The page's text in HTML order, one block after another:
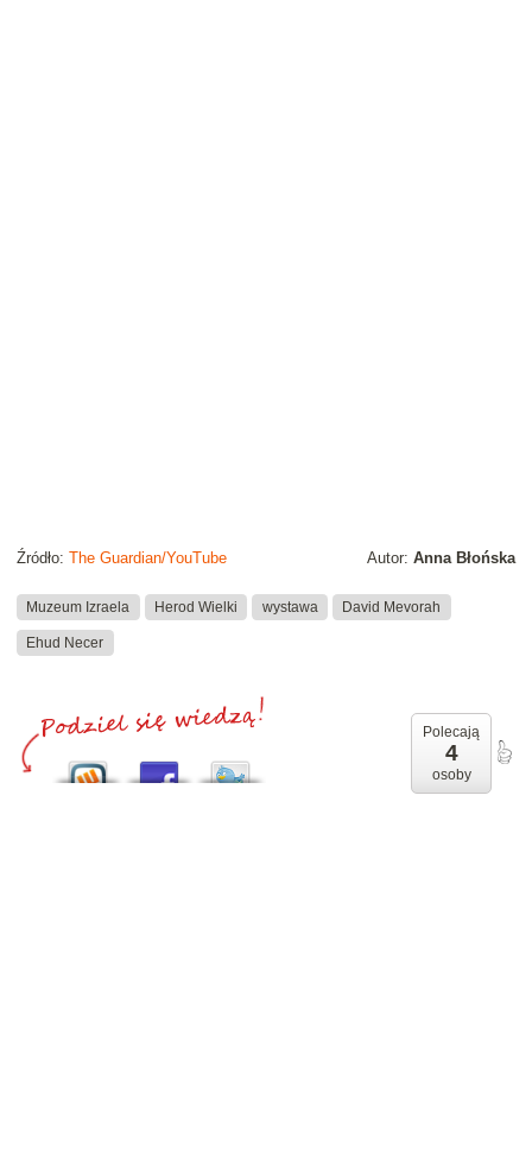
Autor: Anna Błońska
Źródło: The Guardian/YouTube
Muzeum Izraela Herod Wielki wystawa David Mevorah
Ehud Necer
Polecają
4
osoby